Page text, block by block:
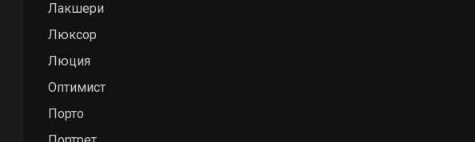
Лакшери
Люксор
Люция
Оптимист
Порто